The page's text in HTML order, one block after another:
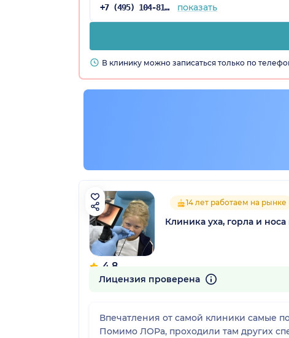
+7 (495) 104-81-22 показать
В клинику можно записаться только по
4.8
70 отзывов
14 лет работаем на рынке
Клиника уха, горла и
Лицензия проверена
Впечатления от самой клиники самые
Помимо ЛОРа, проходили там других